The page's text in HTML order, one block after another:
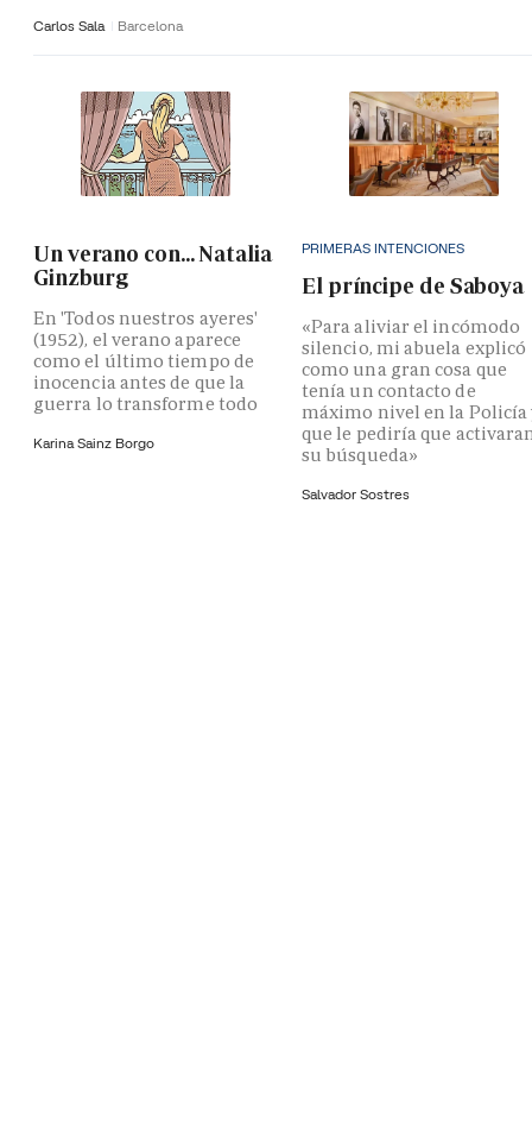
Carlos Sala Barcelona
Un verano con... Natalia
Ginzburg
En 'Todos nuestros ayeres'
(1952), el verano aparece
como el último tiempo de
inocencia antes de que la
guerra lo transforme todo
Karina Sainz Borgo
PRIMERAS INTENCIONES
El príncipe de Saboya
«Para aliviar el incómodo
silencio, mi abuela explicó
como una gran cosa que
tenía un contacto de
máximo nivel en la Policía
que le pediría que
su búsqueda»
Salvador Sostres